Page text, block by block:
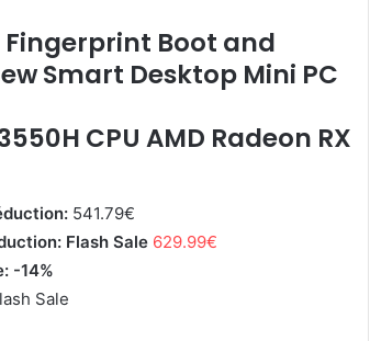
Fingerprint Boot and
Smart Desktop Mini PC
CPU AMD Radeon RX
541.79€
Flash Sale 629.99€
-14%
Sale